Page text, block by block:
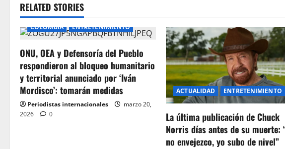
n
a
v
i
g
a
RELATED STORIES
COLOMBIA ENTRETENIMIENTO
ONU, OEA y Defensoría del Pueblo
respondieron al bloqueo humanitario
y territorial anunciado por ‘Iván
Mordisco’: tomarán medidas
Periodistas internacionales
marzo 20,
2026
0
ACTUALIDAD ENTRETENIMIENTO
La última publicación de Chuck
Norris días antes de su muerte:
no envejezco, yo subo de nivel”